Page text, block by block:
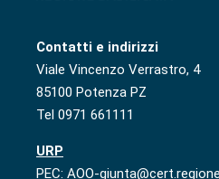
Contatti e indirizzi
Viale Vincenzo Verrastro, 4
85100 Potenza PZ
Tel 0971 661111
URP
PEC: AOO-